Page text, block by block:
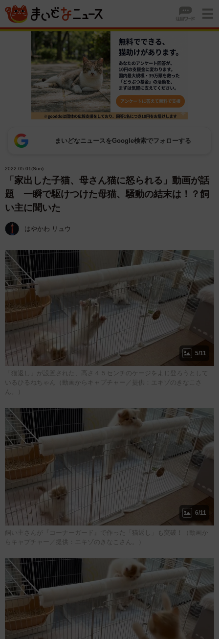
まいどなニュースをGoogle検索でフォローする
2022.05.01(Sun)
「家出した子猫、母さん猫に怒られる」動画が話
題 一瞬で駆けつけた母猫、騒動の結末は！？飼
い主に聞いた
はやかわ リュウ
5/11
「猫返し」が設置された、高さ４５センチのケージをよじ登ろうとして
いるひるねちゃん（動画からキャプチャー／提供：エキゾのきなこさ
ん。）
6/11
飼い主さんが『コーナーガード』で作った「猫返し」も突破！（動画か
らキャプチャー／提供：エキゾのきなこさん。）